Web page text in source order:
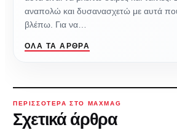
αναπολώ και δυσανασχετώ με αυτά
βλέπω. Για να…
ΌΛΑ ΤΑ ΆΡΘΡΑ
ΠΕΡΙΣΣΌΤΕΡΑ ΣΤΟ MAXMAG
Σχετικά άρθρα